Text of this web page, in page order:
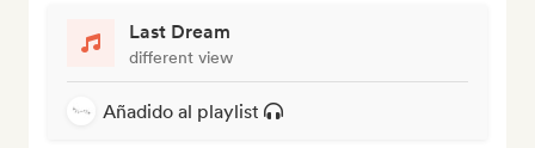
Last Dream
different view
Añadido al playlist